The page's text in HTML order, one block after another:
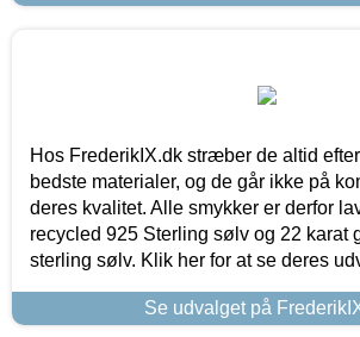
Hos FrederikIX.dk stræber de altid
bedste materialer, og de går ikke på
deres kvalitet. Alle smykker er derfor
recycled 925 Sterling sølv og 22 karat
sterling sølv. Klik her for at se deres
Se udvalget på